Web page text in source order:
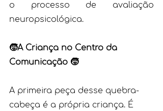
o processo de avaliação
neuropsicológica.
🧒A Criança no Centro da
Comunicação 🧒
A primeira peça desse quebra-
cabeça é a própria criança. É